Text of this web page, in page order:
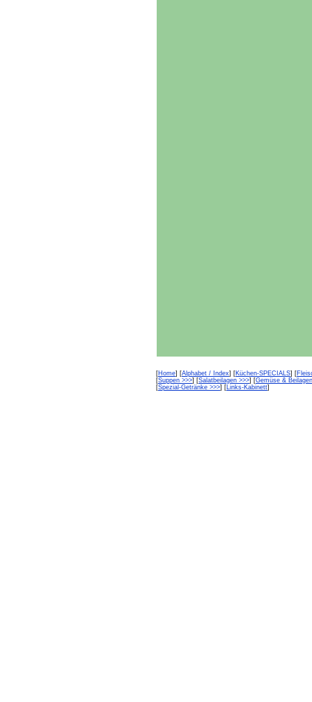
[Home] [Alphabet / Index] [Küchen-SPECIALS] [
[Suppen >>>] [Salatbeilagen >>>] [Gemüse &
[Spezial-Getränke >>>] [Links-Kabinett]